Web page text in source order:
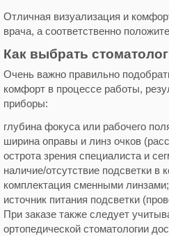
Отличная визуализация и
врача, а соответственно
Как выбрать
Очень важно правильно
комфорт в процессе работы,
приборы:
глубина фокуса или рабочего
ширина оправы и линз очков
острота зрения специалиста и
наличие/отсутствие подсветки в
комплектация сменными линзами;
источник питания подсветки
При заказе также следует
ортопедической стоматологии